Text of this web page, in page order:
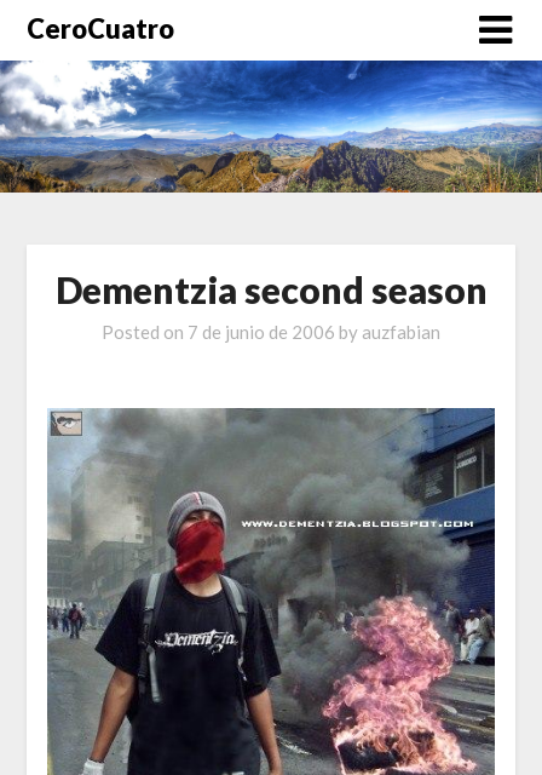
CeroCuatro
Dementzia second season
Posted on 7 de junio de 2006 by auzfabian